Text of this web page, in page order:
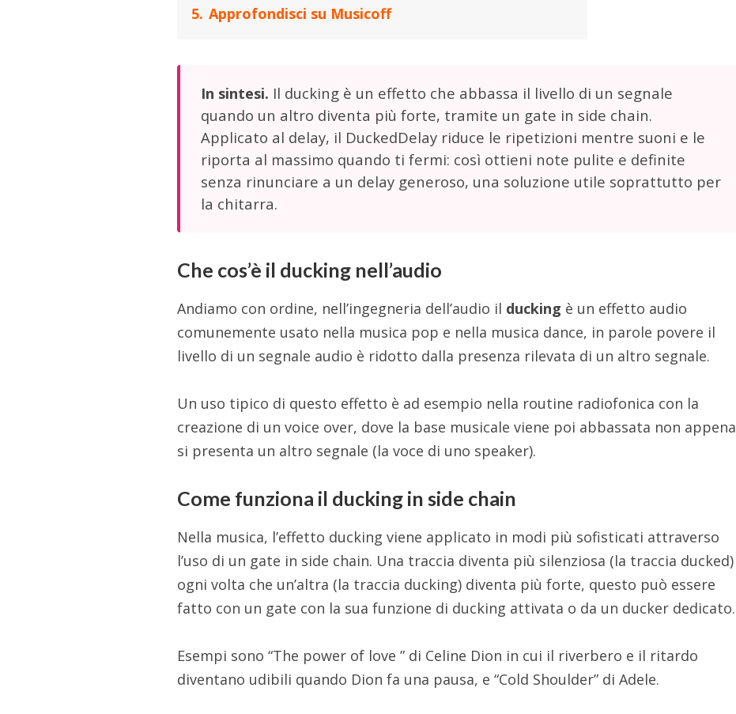
5. Approfondisci su Musicoff
In sintesi. Il ducking è un effetto che abbassa il livello di un segnale
quando un altro diventa più forte, tramite un gate in side chain.
Applicato al delay, il DuckedDelay riduce le ripetizioni mentre suoni e le
riporta al massimo quando ti fermi: così ottieni note pulite e definite
senza rinunciare a un delay generoso, una soluzione utile soprattutto per
la chitarra.
Che cos’è il ducking nell’audio
Andiamo con ordine, nell’ingegneria dell’audio il ducking è un effetto audio
comunemente usato nella musica pop e nella musica dance, in parole povere il
livello di un segnale audio è ridotto dalla presenza rilevata di un altro segnale.
Un uso tipico di questo effetto è ad esempio nella routine radiofonica con la
creazione di un voice over, dove la base musicale viene poi abbassata non appena
si presenta un altro segnale (la voce di uno speaker).
Come funziona il ducking in side chain
Nella musica, l’effetto ducking viene applicato in modi più sofisticati attraverso
l’uso di un gate in side chain. Una traccia diventa più silenziosa (la traccia ducked)
ogni volta che un’altra (la traccia ducking) diventa più forte, questo può essere
fatto con un gate con la sua funzione di ducking attivata o da un ducker dedicato.
Esempi sono “The power of love ” di Celine Dion in cui il riverbero e il ritardo
diventano udibili quando Dion fa una pausa, e “Cold Shoulder” di Adele.